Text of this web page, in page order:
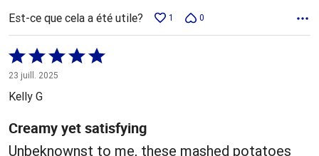
Est-ce que cela a été utile? 1 0
Coté
5 sur
5
23 juill. 2025
Kelly G
Creamy yet satisfying
Unbeknownst to me, these mashed potatoes